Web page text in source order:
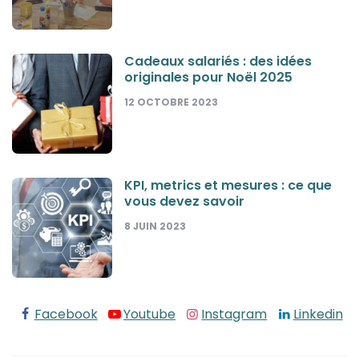
Cadeaux salariés : des idées
originales pour Noël 2025
12 OCTOBRE 2023
KPI, metrics et mesures : ce que
vous devez savoir
8 JUIN 2023
Facebook Youtube Instagram Linkedin